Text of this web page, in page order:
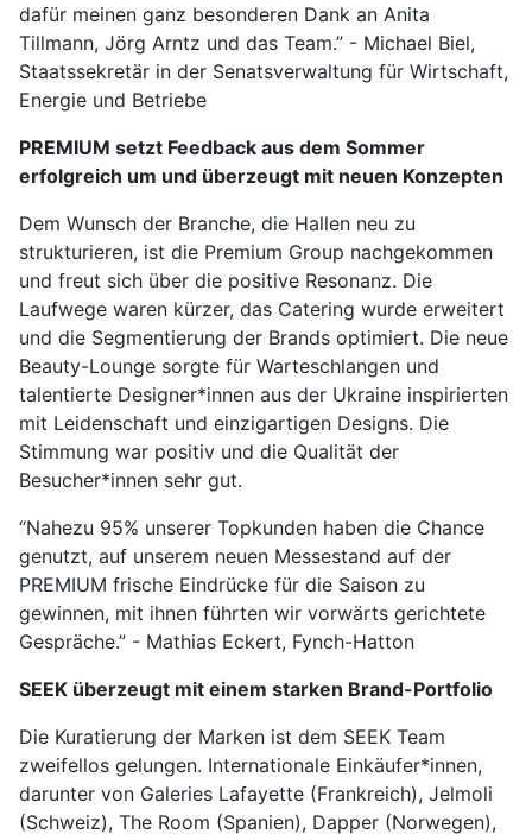
dafür meinen ganz besonderen Dank an Anita
Tillmann, Jörg Arntz und das Team.” - Michael Biel,
Staatssekretär in der Senatsverwaltung für Wirtschaft,
Energie und Betriebe
PREMIUM setzt Feedback aus dem Sommer
erfolgreich um und überzeugt mit neuen Konzepten
Dem Wunsch der Branche, die Hallen neu zu
strukturieren, ist die Premium Group nachgekommen
und freut sich über die positive Resonanz. Die
Laufwege waren kürzer, das Catering wurde erweitert
und die Segmentierung der Brands optimiert. Die neue
Beauty-Lounge sorgte für Warteschlangen und
talentierte Designer*innen aus der Ukraine inspirierten
mit Leidenschaft und einzigartigen Designs. Die
Stimmung war positiv und die Qualität der
Besucher*innen sehr gut.
“Nahezu 95% unserer Topkunden haben die Chance
genutzt, auf unserem neuen Messestand auf der
PREMIUM frische Eindrücke für die Saison zu
gewinnen, mit ihnen führten wir vorwärts gerichtete
Gespräche.” - Mathias Eckert, Fynch-Hatton
SEEK überzeugt mit einem starken Brand-Portfolio
Die Kuratierung der Marken ist dem SEEK Team
zweifellos gelungen. Internationale Einkäufer*innen,
darunter von Galeries Lafayette (Frankreich), Jelmoli
(Schweiz), The Room (Spanien), Dapper (Norwegen),